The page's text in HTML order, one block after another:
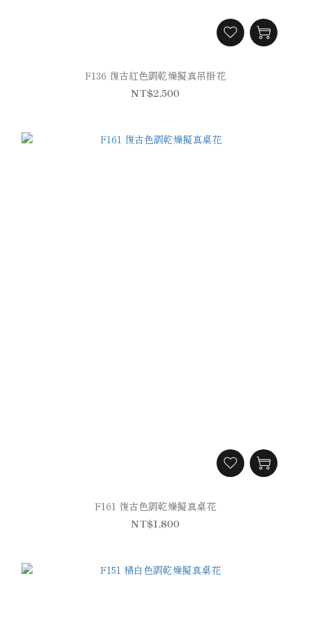
F136 復古紅色調乾燥擬真吊掛花
NT$2,500
F161 復古色調乾燥擬真桌花
NT$1,800